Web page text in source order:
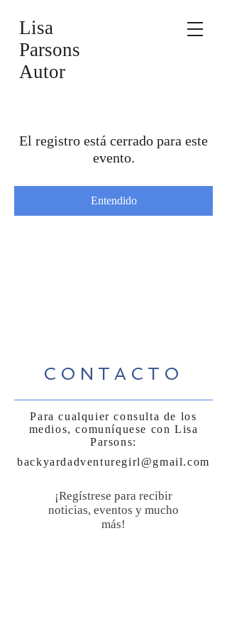
Lisa
Parsons
Autor
El registro está cerrado para este
evento.
Entendido
CONTACTO
Para cualquier consulta de los
medios, comuníquese con Lisa
Parsons:
backyardadventuregirl@gmail.com
¡Regístrese para recibir
noticias, eventos y mucho
más!